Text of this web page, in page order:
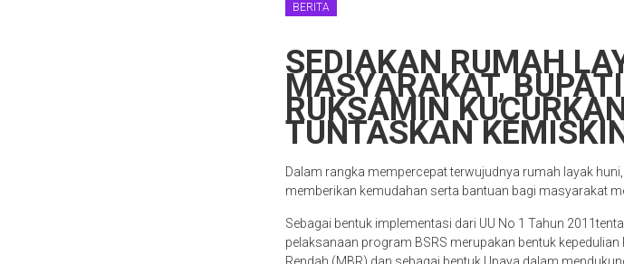
BERITA
SEDIAKAN RUMAH
MASYARAKAT,
RUKSAMIN
TUNTASKAN
Dalam rangka mempercepat terwujudnya rumah layak
memberikan kemudahan serta bantuan bagi masyarakat
Sebagai bentuk implementasi dari UU No 1 Tahun
pelaksanaan program BSRS merupakan bentuk
Rendah (MBR) dan sebagai bentuk Upaya dalam